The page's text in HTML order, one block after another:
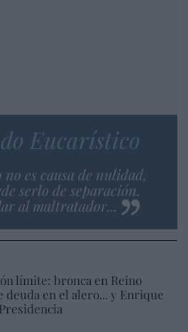
Eucarístico
es causa de nulidad,
serlo de separación.
al maltratador...
límite: bronca en Reino
deuda en el alero... y Enrique